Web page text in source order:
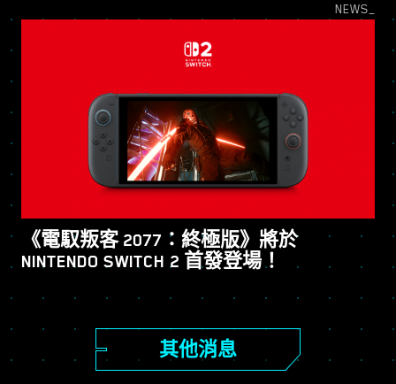
NEWS_
《電馭叛客 2077：終極版》將於
NINTENDO SWITCH 2 首發登場！
其他消息